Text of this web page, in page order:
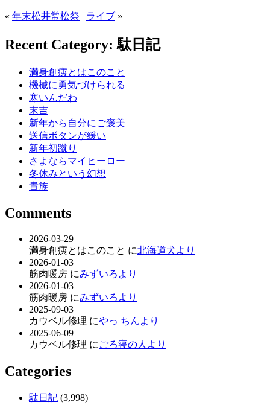
« 年末松井常松祭 | ライブ »
Recent Category: 駄日記
満身創痍とはこのこと
機械に勇気づけられる
寒いんだわ
末吉
新年から自分にご褒美
送信ボタンが緩い
新年初蹴り
さよならマイヒーロー
冬休みという幻想
貴族
Comments
2026-03-29
満身創痍とはこのこと に北海道犬より
2026-01-03
筋肉暖房 にみずいろより
2026-01-03
筋肉暖房 にみずいろより
2025-09-03
カウベル修理 にやっ ちんより
2025-06-09
カウベル修理 に ごろ寝の人より
Categories
駄日記 (3,998)